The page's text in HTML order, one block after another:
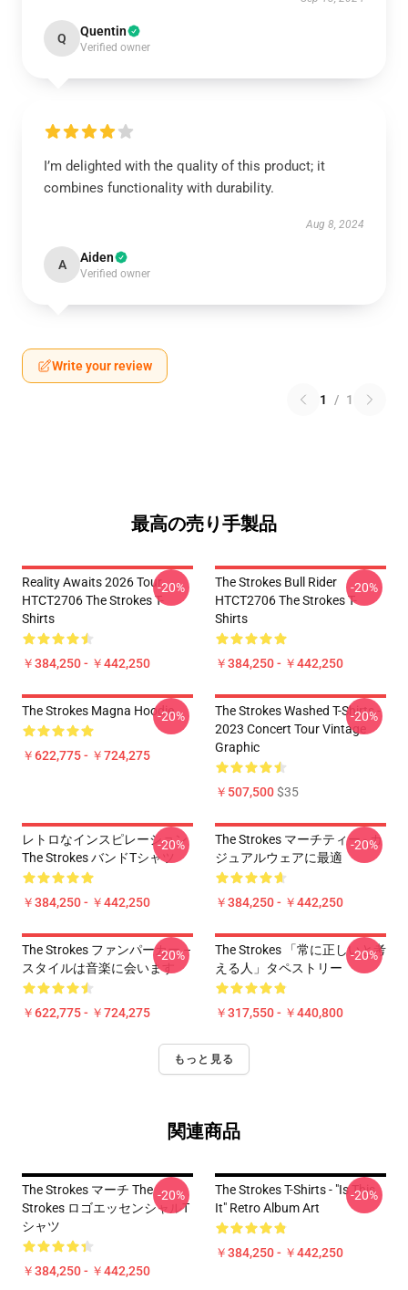
Q Quentin
Verified owner
I’m delighted with the quality of this product; it
combines functionality with durability.
Aug 8, 2024
A Aiden
Verified owner
Write your review
1 / 1
最高の売り手製品
Reality Awaits 2026 Tour
HTCT2706 The Strokes T-
Shirts
￥384,250 - ￥442,250
-20%
The Strokes Bull Rider
HTCT2706 The Strokes T-
Shirts
￥384,250 - ￥442,250
-20%
The Strokes Magna Hoodie
￥622,775 - ￥724,275
-20%
The Strokes Washed T-Shirts -
2023 Concert Tour Vintage
Graphic
￥507,500$35
-20%
レトロなインスピレーション
The Strokes バンドTシャツ
￥384,250 - ￥442,250
-20%
The Strokes マーチティー - カ
ジュアルウェアに最適
￥384,250 - ￥442,250
-20%
The Strokes ファンパーカー –
スタイルは音楽に会います
￥622,775 - ￥724,275
-20%
The Strokes 「常に正しいと考
える人」タペストリー
￥317,550 - ￥440,800
-20%
もっと見る
関連商品
The Strokes マーチ The
Strokes ロゴエッセンシャルT
シャツ
￥384,250 - ￥442,250
-20%
The Strokes T-Shirts - "Is This
It" Retro Album Art
￥384,250 - ￥442,250
-20%